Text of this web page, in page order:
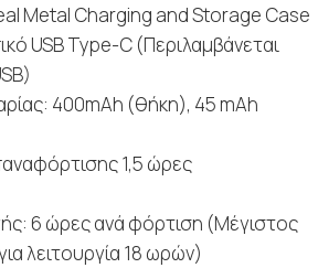
Metal Charging and Storage Case
USB Type-C (Περιλαμβάνεται
400mAh (θήκη), 45 mAh
1,5 ώρες
6 ώρες ανά φόρτιση (Μέγιστος
λειτουργία 18 ωρών)